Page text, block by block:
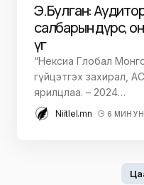
Э.Булган:
салбарын дүрс,
үг
“Нексиа Глобал
гүйцэтгэх захирал,
ярилцлаа. – 2024…
Niitlel.mn 6 МИН